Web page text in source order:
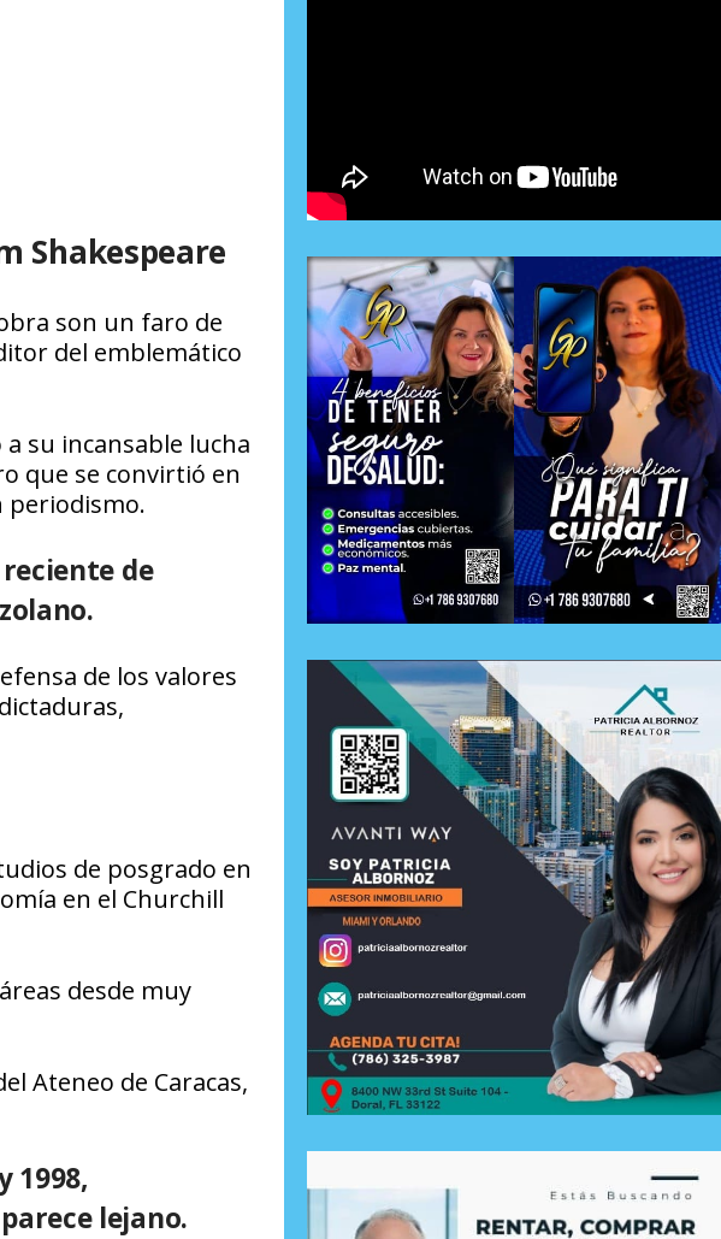
Shakespeare
son un faro de
del emblemático
su incansable lucha
que se convirtió en
periodismo.
de
de los valores
de posgrado en
en el Churchill
desde muy
Ateneo de Caracas,
1998,
lejano.